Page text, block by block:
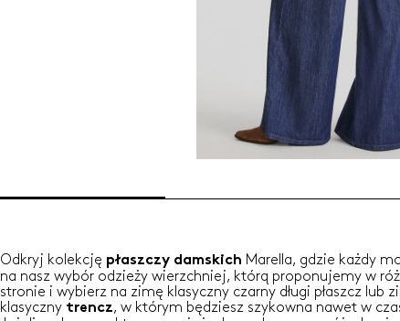
Odkryj kolekcję płaszczy damskich Marella, gdzie każdy
na nasz wybór odzieży wierzchniej, którą proponujemy w
stronie i wybierz na zimę klasyczny czarny długi płaszcz
klasyczny trencz, w którym będziesz szykowna nawet w